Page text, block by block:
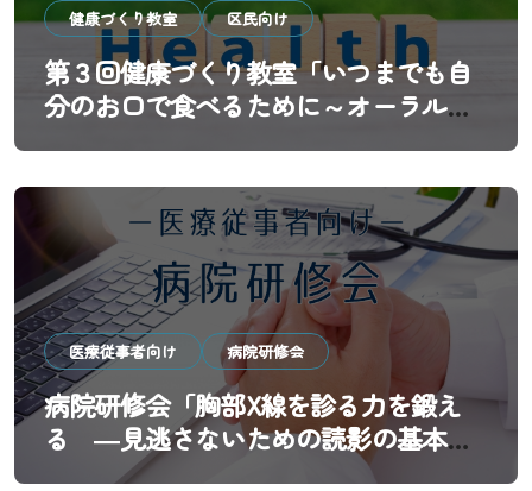
健康づくり教室 区民向け
第３回健康づくり教室「いつまでも自
分のお口で食べるために～オーラルフ
医療従事者向け 病院研修会
病院研修会「胸部X線を診る力を鍛え
る ―見逃さないための読影の基本と
実践―」